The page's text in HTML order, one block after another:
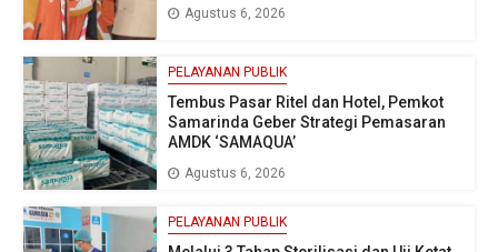
Agustus 6, 2026
PELAYANAN PUBLIK
Tembus Pasar Ritel dan Hotel, Pemkot
Samarinda Geber Strategi Pemasaran
AMDK ‘SAMAQUA’
Agustus 6, 2026
PELAYANAN PUBLIK